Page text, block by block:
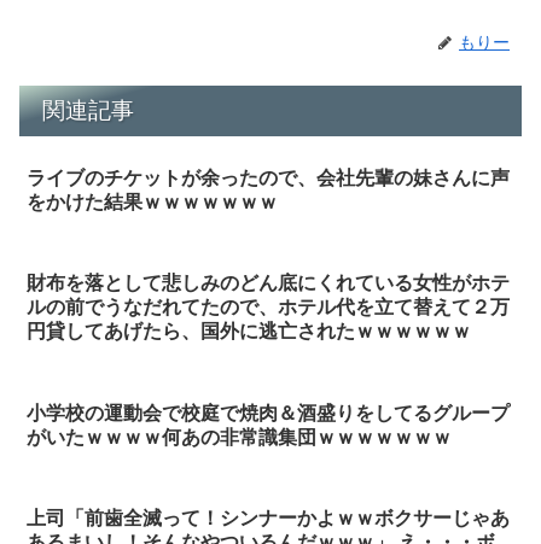
もりー
関連記事
ライブのチケットが余ったので、会社先輩の妹さんに声
をかけた結果ｗｗｗｗｗｗｗ
財布を落として悲しみのどん底にくれている女性がホテ
ルの前でうなだれてたので、ホテル代を立て替えて２万
円貸してあげたら、国外に逃亡されたｗｗｗｗｗｗ
小学校の運動会で校庭で焼肉＆酒盛りをしてるグループ
がいたｗｗｗｗ何あの非常識集団ｗｗｗｗｗｗｗ
上司「前歯全滅って！シンナーかよｗｗボクサーじゃあ